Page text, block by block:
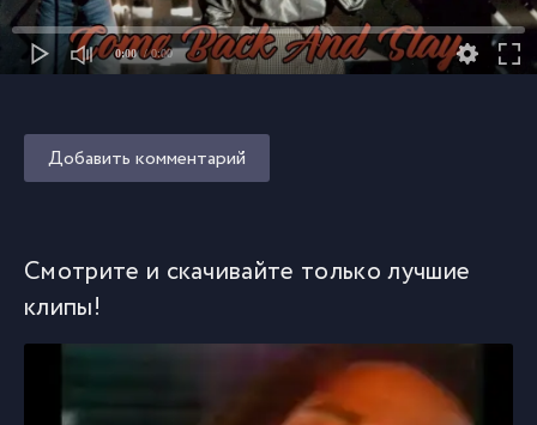
0:00 / 0:00
Добавить комментарий
Смотрите и скачивайте только лучшие
клипы!